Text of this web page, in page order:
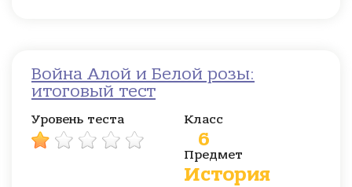
Война Алой и Белой розы:
итоговый тест
Уровень теста Класс
6
Предмет
История